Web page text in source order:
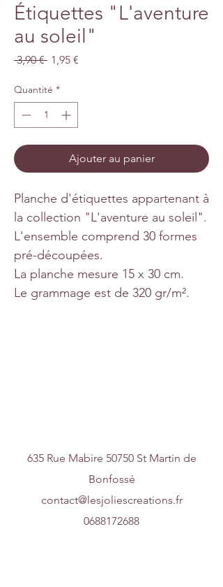
Étiquettes "L'aventure
au soleil"
3,90 € Prix
1,95 €
Quantité *
Ajouter au panier
Planche d'étiquettes appartenant à
la collection "L'aventure au soleil".
L'ensemble comprend 30 formes
pré-découpées.
La planche mesure 15 x 30 cm.
Le grammage est de 320 gr/m².
635 Rue Mabire 50750 St Martin de
Bonfossé
contact@lesjoliescreations.fr
0688172688